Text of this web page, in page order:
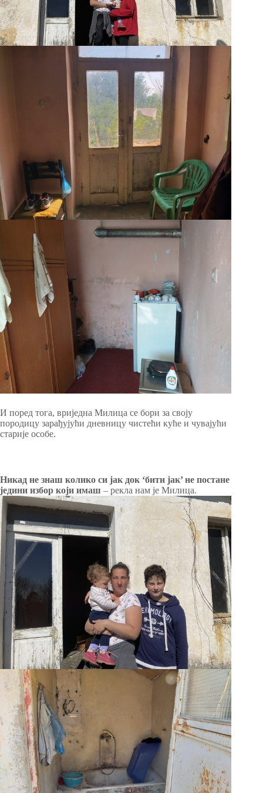
И поред тога, вриједна Милица се бори за своју
породицу зарађујући дневницу чистећи куће и чувајући
старије особе.
Никад не знаш колико си јак док ‘бити јак’ не постане
једини избор који имаш – рекла нам је Милица.